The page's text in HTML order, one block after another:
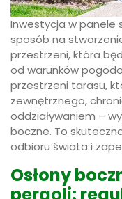
Inwestycja w panele
sposób na
przestrzeni, która
od warunków
przestrzeni tarasu,
zewnętrznego,
oddziaływaniem –
boczne. To
odbioru świata i
Osłony
pergoli: